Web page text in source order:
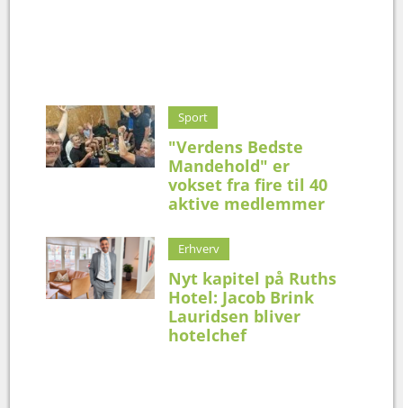
Sport
"Verdens Bedste
Mandehold" er
vokset fra fire til 40
aktive medlemmer
Erhverv
Nyt kapitel på Ruths
Hotel: Jacob Brink
Lauridsen bliver
hotelchef